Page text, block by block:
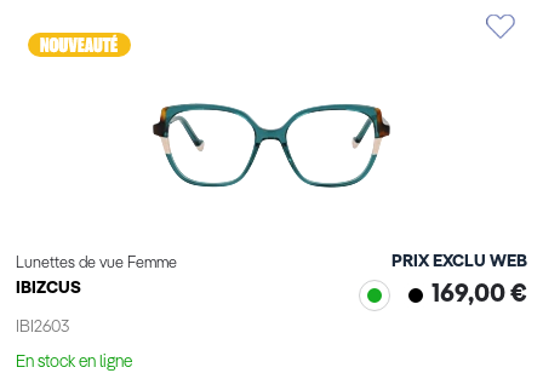
Lunettes de vue Femme
IBIZCUS
IBI2603
PRIX EXCLU WEB
169,00 €
En stock en ligne